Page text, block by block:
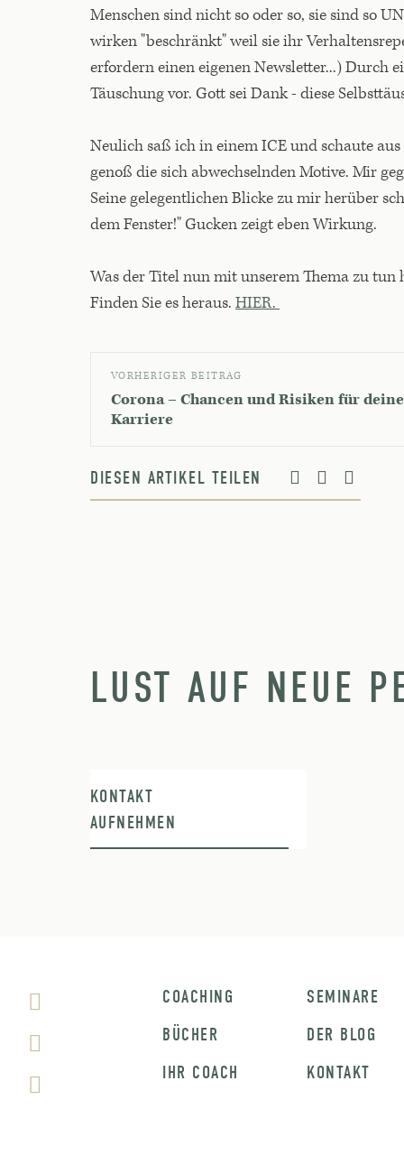
Menschen sind nicht so oder so, sie sind so
wirken "beschränkt" weil sie ihr
erfordern einen eigenen Newsletter...) Durch
Täuschung vor. Gott sei Dank - diese
Neulich saß ich in einem ICE und schaute
genoß die sich abwechselnden Motive. Mir
Seine gelegentlichen Blicke zu mir herüber
dem Fenster!" Gucken zeigt eben Wirkung.
Was der Titel nun mit unserem Thema zu tun
Finden Sie es heraus. HIER.
VORHERIGER BEITRAG
Corona – Chancen und Risiken für deine
Karriere
DIESEN ARTIKEL TEILEN
LUST AUF NEUE
KONTAKT
AUFNEHMEN
COACHING
BÜCHER
IHR COACH
SEMINARE
DER BLOG
KONTAKT